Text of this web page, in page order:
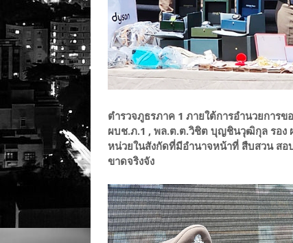
ตำรวจภูธรภาค 1 ภายใต้การอำนวยการ
ผบช.ภ.1 , พล.ต.ต.วิชิต บุญชินวุฒิกุล รอง
หน่วยในสังกัดที่มีอำนาจหน้าที่ สืบสวน สอ
ขาดจริงจัง